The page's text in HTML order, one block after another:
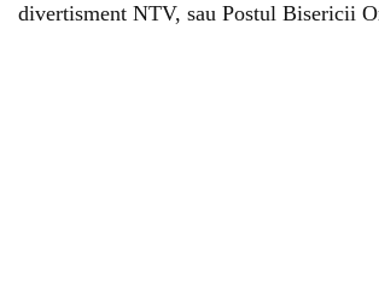
divertisment NTV, sau Postul Bisericii